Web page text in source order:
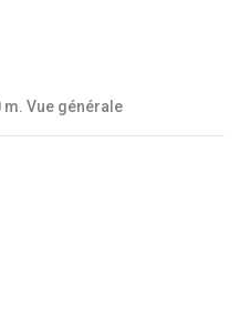
m. Vue générale